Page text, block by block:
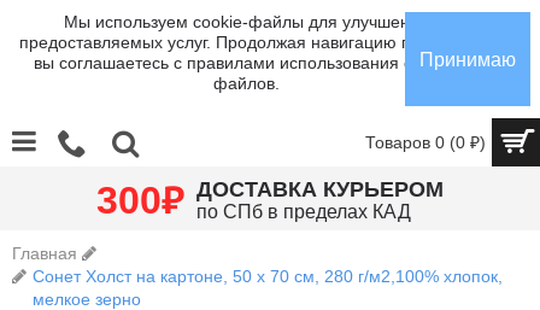
Мы используем cookie-файлы для улучшения
предоставляемых услуг. Продолжая навигацию по сайту,
вы соглашаетесь с правилами использования cookie-
файлов.
Принимаю
Товаров 0 (0 ₽)
300₽ ДОСТАВКА КУРЬЕРОМ
по СПб в пределах КАД
Главная
Сонет Холст на картоне, 50 х 70 см, 280 г/м2,100% хлопок,
мелкое зерно